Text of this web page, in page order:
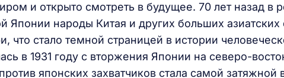
и открыто смотреть в будущее. 70 лет назад в
Японии народы Китая и других больших азиатских
что стало темной страницей в истории
в 1931 году с вторжения Японии на северо-
японских захватчиков стала самой затяжной